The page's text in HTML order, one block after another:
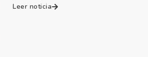
Leer noticia